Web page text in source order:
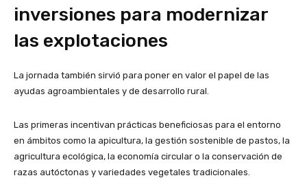
inversiones para modernizar
las explotaciones
La jornada también sirvió para poner en valor el papel de las
ayudas agroambientales y de desarrollo rural.
Las primeras incentivan prácticas beneficiosas para el entorno
en ámbitos como la apicultura, la gestión sostenible de pastos, la
agricultura ecológica, la economía circular o la conservación de
razas autóctonas y variedades vegetales tradicionales.